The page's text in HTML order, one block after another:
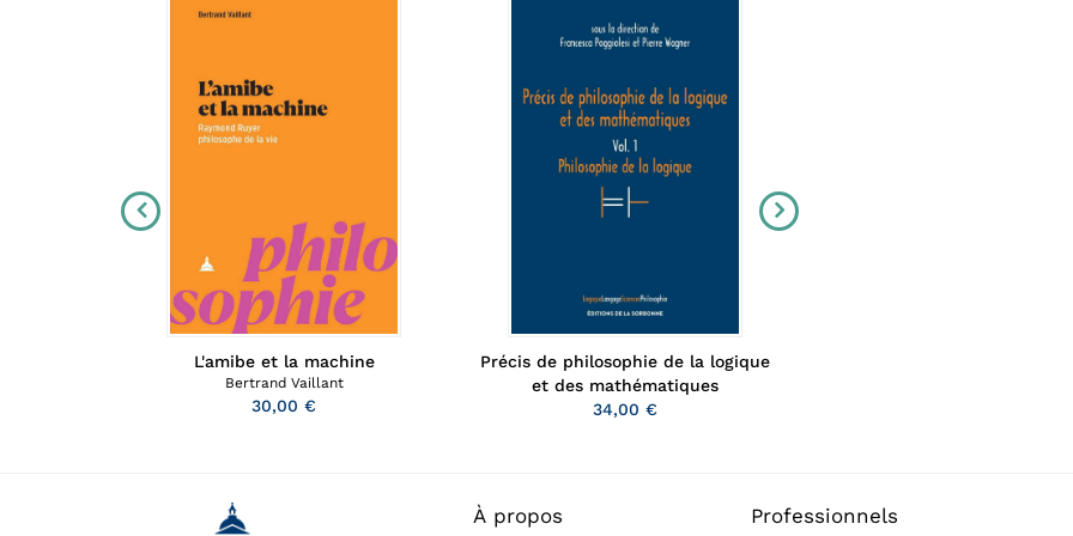
L'amibe et la machine
Bertrand Vaillant
30,00 €
Précis de philosophie de la logique
et des mathématiques
34,00 €
À propos Professionnels